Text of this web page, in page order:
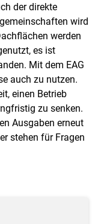
der direkte
wird
werden
es ist
Mit dem EAG
auch zu nutzen.
einen Betrieb
zu senken.
Ausgaben erneut
stehen für Fragen